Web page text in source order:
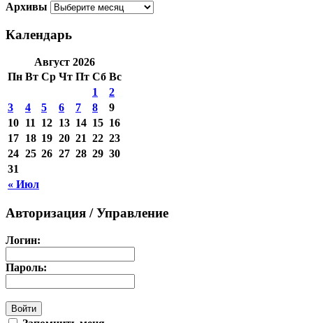
Архивы
Календарь
Август 2026
Пн Вт Ср Чт Пт Сб Вс
« Июл
1
2
3
4 5 6 7 8
9
10 11 12 13 14 15 16
17 18 19 20 21 22 23
24 25 26 27 28 29 30
31
Авторизация / Управление
Логин:
Пароль: